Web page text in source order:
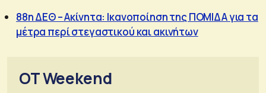
88η ΔΕΘ – Ακίνητα: Ικανοποίηση της ΠΟΜΙΔΑ για τα
μέτρα περί στεγαστικού και ακινήτων
OT Weekend